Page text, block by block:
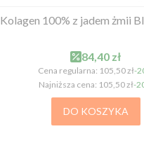
Kolagen 100% z jadem żmii
Cena
84,40 zł
Cena regularna: 105,50 zł-
Najniższa cena: 105,50 zł-
DO KOSZYKA